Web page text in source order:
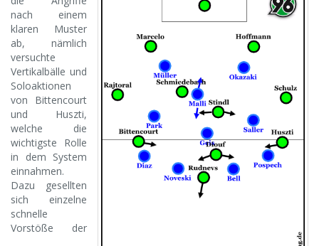
nach einem
klaren Muster
ab, nämlich
versuchte
Vertikalbälle und
Soloaktionen
von Bittencourt
und Huszti,
welche die
wichtigste Rolle
in dem System
einnahmen.
Dazu gesellten
sich einzelne
schnelle
Vorstöße der